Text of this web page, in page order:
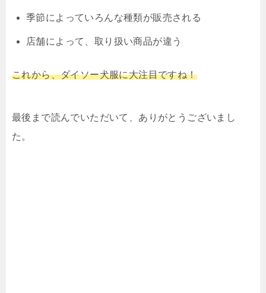
季節によっていろんな種類が販売される
店舗によって、取り扱い商品が違う
これから、ダイソー犬服に大注目ですね！
最後まで読んでいただいて、ありがとうございまし
た。